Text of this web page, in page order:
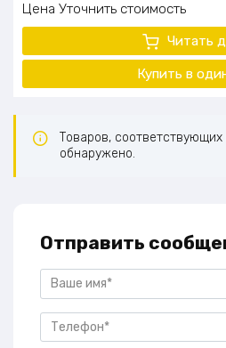
конников (140×140×2000)
Шкворень: 90/50 мм
Габариты: 14690×2500×3700 мм
Грузоподъемность: 60000 кг
Топливный бак: 1000 литров
Запасное колесо: 1 шт
Цена Уточнить стоимость
Читать
Купить в
Товаров,
обнаружено.
Отправить